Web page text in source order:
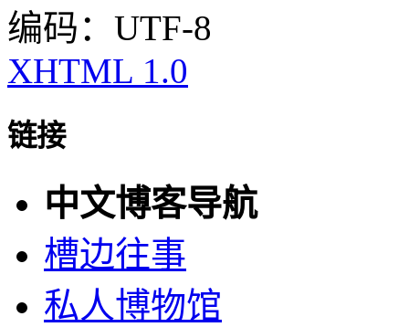
编码：UTF-8
XHTML 1.0
链接
中文博客导航
槽边往事
私人博物馆